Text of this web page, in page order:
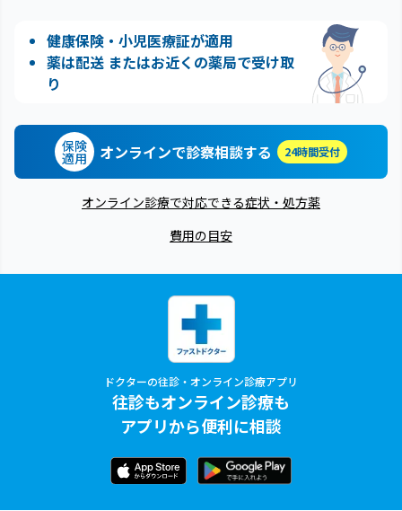
健康保険・小児医療証が適用
薬は配送 またはお近くの薬局で受け取
り
保険
適用 オンラインで診察相談する 24時間受付
オンライン診療で対応できる症状・処方薬
費用の目安
ドクターの往診・オンライン診療アプリ
往診もオンライン診療も
アプリから便利に相談